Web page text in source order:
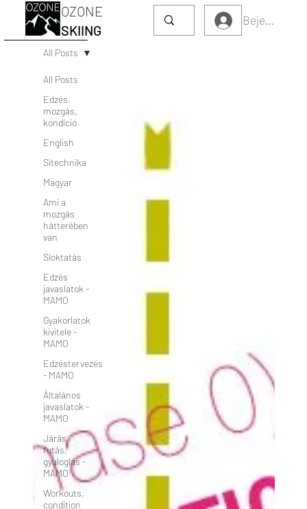
OZONE
SKIING
All Posts
Edzés,
mozgás,
kondíció
English
Sítechnika
Magyar
Ami a
mozgás
hátterében
van
Síoktatás
Edzés
javaslatok -
MAMO
Gyakorlatok
kivitele -
MAMO
Edzéstervezés
- MAMO
Általános
javaslatok -
MAMO
Járás,
futás,
gyaloglás -
MAMO
Workouts,
condition
All Posts